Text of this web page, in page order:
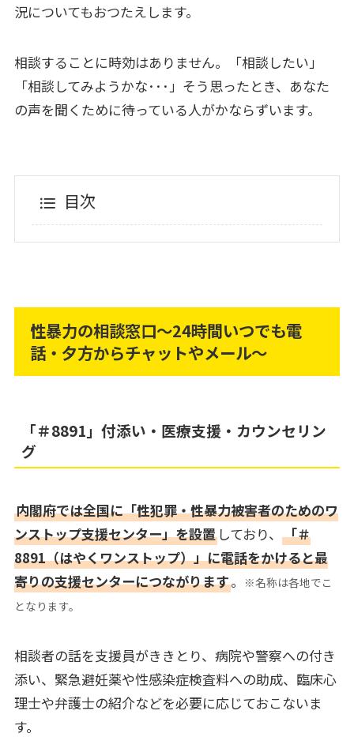
況についてもおつたえします。
相談することに時効はありません。「相談したい」
「相談してみようかな･･･」そう思ったとき、あなた
の声を聞くために待っている人がかならずいます。
目次
性暴力の相談窓口～24時間いつでも電
話・夕方からチャットやメール～
「＃8891」付添い・医療支援・カウンセリン
グ
内閣府では全国に「性犯罪・性暴力被害者のためのワ
ンストップ支援センター」を設置しており、 「＃
8891（はやくワンストップ）」に電話をかけると最
寄りの支援センターにつながります。
※名称は各地でこ
となります。
相談者の話を支援員がききとり、病院や警察への付き
添い、緊急避妊薬や性感染症検査料への助成、臨床心
理士や弁護士の紹介などを必要に応じておこないま
す。